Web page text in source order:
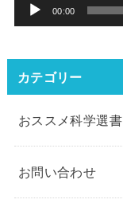
00:00
カテゴリー
おススメ科学選書
お問い合わせ